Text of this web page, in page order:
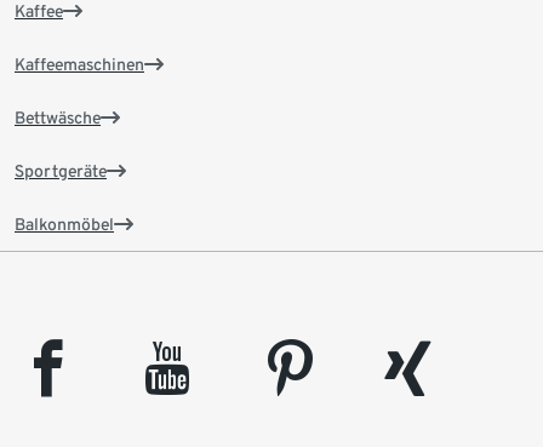
Kaffee
Kaffeemaschinen
Bettwäsche
Sportgeräte
Balkonmöbel
facebook youtube pinterest
xing